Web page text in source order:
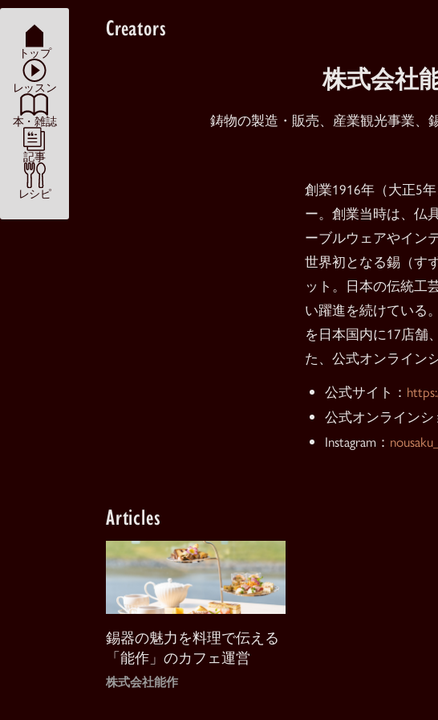
トップ
レッスン
本・雑誌
記事
レシピ
Creators
株式会社
鋳物の製造・販売、産業観光事業、
創業1916年（大正5
ー。創業当時は、仏
ーブルウェアやイン
世界初となる錫（す
ット。日本の伝統工
い躍進を続けている
を日本国内に17店舗
た、公式オンライン
公式サイト：
公式オンラインシ
Instagram：
Articles
錫器の魅力を料理で伝える
「能作」のカフェ運営
株式会社能作